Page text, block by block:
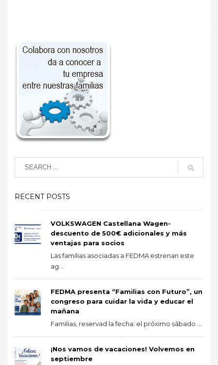
RECENT POSTS
VOLKSWAGEN Castellana Wagen-
descuento de 500€ adicionales y más
ventajas para socios
Las familias asociadas a FEDMA estrenan este
ag...
FEDMA presenta “Familias con Futuro”, un
congreso para cuidar la vida y educar el
mañana
Familias, reservad la fecha: el próximo sábado ...
¡Nos vamos de vacaciones! Volvemos en
septiembre